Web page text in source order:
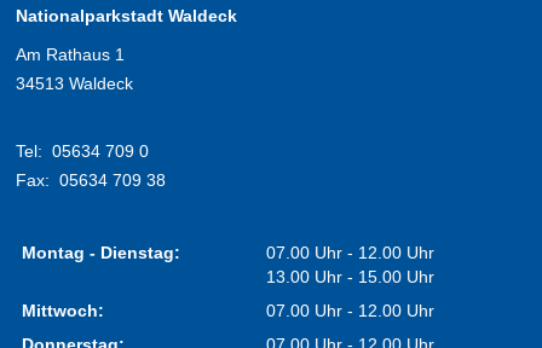
Nationalparkstadt Waldeck
Am Rathaus 1
34513 Waldeck
Tel: 05634 709 0
Fax: 05634 709 38
Montag - Dienstag:
07.00 Uhr - 12.00 Uhr
13.00 Uhr - 15.00 Uhr
Mittwoch:
07.00 Uhr - 12.00 Uhr